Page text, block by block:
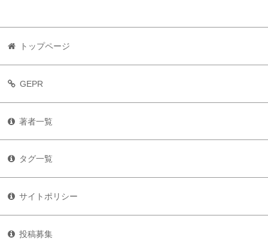
トップページ
GEPR
著者一覧
タグ一覧
サイトポリシー
投稿募集